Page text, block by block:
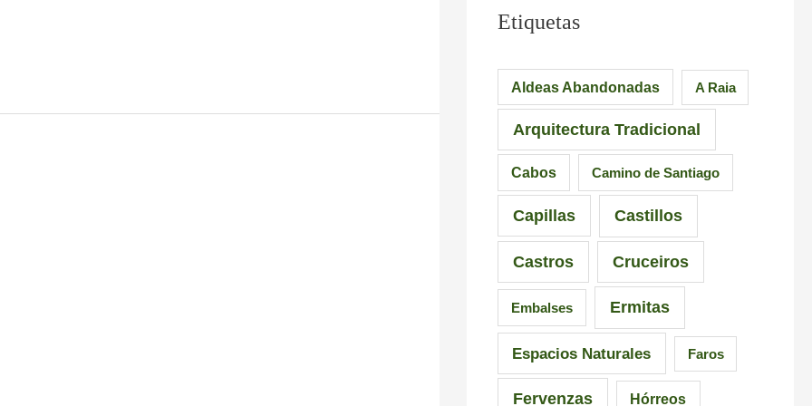
Etiquetas
Aldeas Abandonadas A Raia
Arquitectura Tradicional
Cabos Camino de Santiago
Capillas Castillos
Castros Cruceiros
Embalses Ermitas
Espacios Naturales Faros
Fervenzas Hórreos